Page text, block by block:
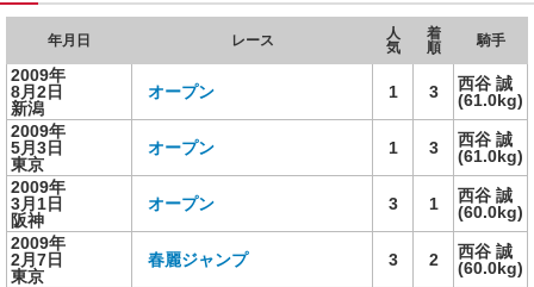
年月日 レース
人
気
着
順
騎手
2009年
8月2日
新潟
オープン 1 3
西谷 誠
(61.0kg)
2009年
5月3日
東京
オープン 1 3
西谷 誠
(61.0kg)
2009年
3月1日
阪神
オープン 3 1
西谷 誠
(60.0kg)
2009年
2月7日
東京
春麗ジャンプ 3 2
西谷 誠
(60.0kg)